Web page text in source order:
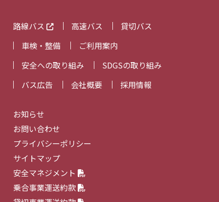
路線バス 高速バス
貸切バス
車検・整備
ご利用案内
安全への取り組み
SDGSの取り組み
バス広告
会社概要 採用情報
お知らせ
お問い合わせ
プライバシーポリシー
サイトマップ
安全マネジメント
乗合事業運送約款